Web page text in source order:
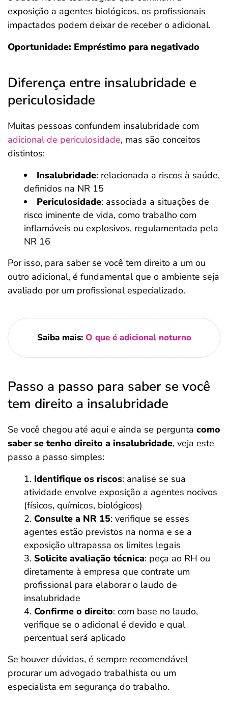
exposição a agentes biológicos, os profissionais
impactados podem deixar de receber o adicional.
Oportunidade: Empréstimo para negativado
Diferença entre insalubridade e
periculosidade
Muitas pessoas confundem insalubridade com
adicional de periculosidade, mas são conceitos
distintos:
Insalubridade: relacionada a riscos à saúde,
definidos na NR 15
Periculosidade: associada a situações de
risco iminente de vida, como trabalho com
inflamáveis ou explosivos, regulamentada pela
NR 16
Por isso, para saber se você tem direito a um ou
outro adicional, é fundamental que o ambiente seja
avaliado por um profissional especializado.
Saiba mais: O que é adicional noturno
Passo a passo para saber se você
tem direito a insalubridade
Se você chegou até aqui e ainda se pergunta como
saber se tenho direito a insalubridade, veja este
passo a passo simples:
Identifique os riscos: analise se sua
atividade envolve exposição a agentes nocivos
(físicos, químicos, biológicos)
Consulte a NR 15: verifique se esses
agentes estão previstos na norma e se a
exposição ultrapassa os limites legais
Solicite avaliação técnica: peça ao RH ou
diretamente à empresa que contrate um
profissional para elaborar o laudo de
insalubridade
Confirme o direito: com base no laudo,
verifique se o adicional é devido e qual
percentual será aplicado
Se houver dúvidas, é sempre recomendável
procurar um advogado trabalhista ou um
especialista em segurança do trabalho.